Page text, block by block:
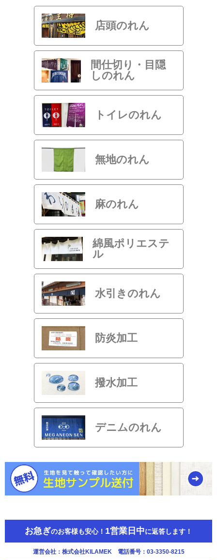
店頭のれん
間仕切り・目隠
しのれん
トイレのれん
無地のれん
麻のれん
綿風ポリエステ
ル
水引きのれん
防炎加工
撥水加工
デニムのれん
お急ぎのお客様も安心！ 1営業日中に返答します！
運営会社：株式会社KILAMEK 電話番号：03-3350-8215